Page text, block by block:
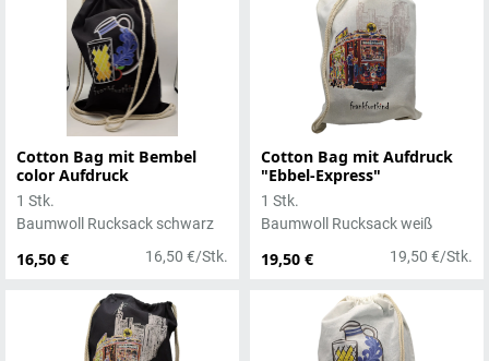
Cotton Bag mit Bembel
color Aufdruck
16,50 € 16,50 €/Stk.
1 Stk.
Baumwoll Rucksack schwarz
Cotton Bag mit Aufdruck
"Ebbel-Express"
19,50 € 19,50 €/Stk.
1 Stk.
Baumwoll Rucksack weiß